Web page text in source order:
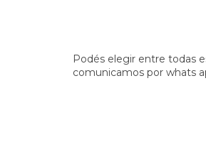
Podés elegir entre todas
comunicamos por whats